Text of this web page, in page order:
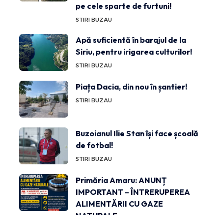
pe cele sparte de furtuni!
STIRI BUZAU
Apă suficientă în barajul de la
Siriu, pentru irigarea culturilor!
STIRI BUZAU
Piața Dacia, din nou în șantier!
STIRI BUZAU
Buzoianul Ilie Stan își face școală
de fotbal!
STIRI BUZAU
Primăria Amaru: ANUNȚ
IMPORTANT – ÎNTRERUPEREA
ALIMENTĂRII CU GAZE